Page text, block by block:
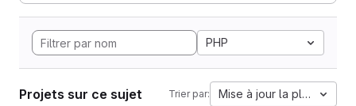
PHP
Projets sur ce sujet Trier par: Mise à jour la plus